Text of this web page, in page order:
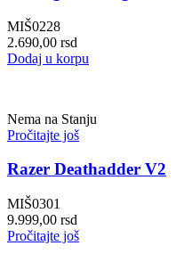
MIŠ0228
2.690,00 rsd
Dodaj u korpu
Nema na Stanju
Pročitajte još
Razer Deathadder V2
MIŠ0301
9.999,00 rsd
Pročitajte još